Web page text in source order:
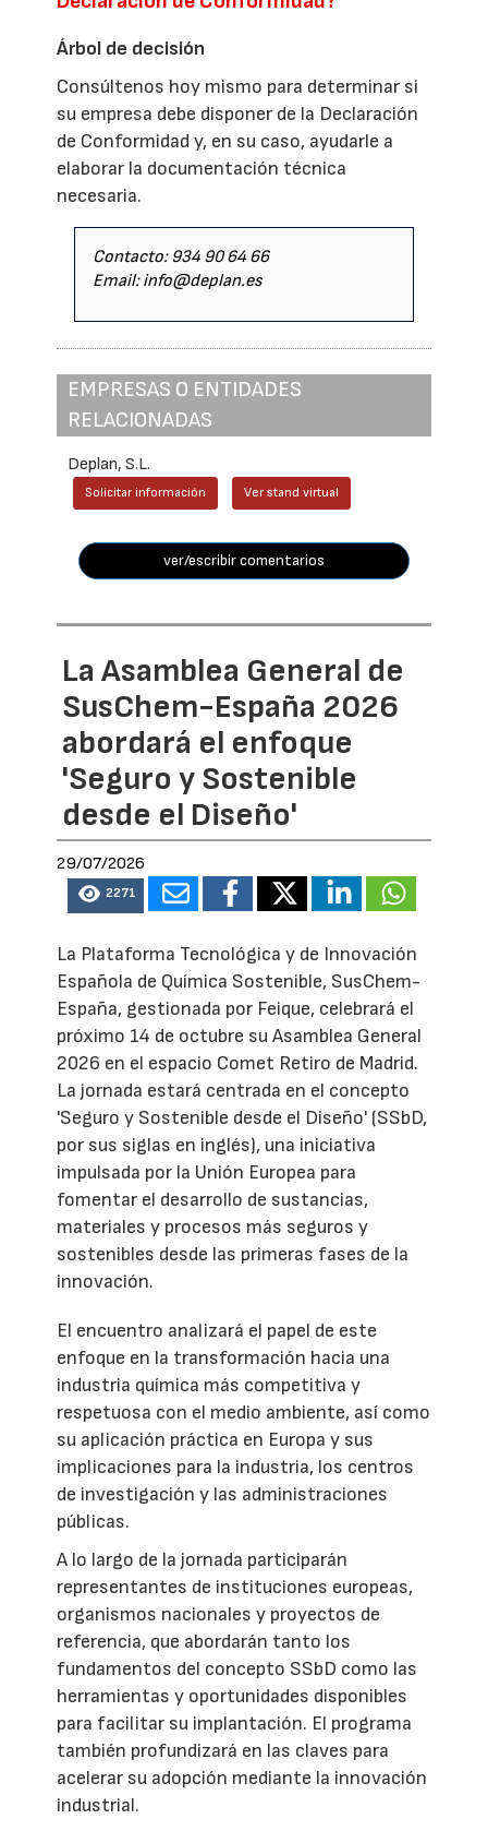
Árbol de decisión
Consúltenos hoy mismo para determinar si
su empresa debe disponer de la Declaración
de Conformidad y, en su caso, ayudarle a
elaborar la documentación técnica
necesaria.
Contacto: 934 90 64 66
Email: info@deplan.es
EMPRESAS O ENTIDADES
RELACIONADAS
Deplan, S.L.
Solicitar información Ver stand virtual
ver/escribir comentarios
La Asamblea General de
SusChem-España 2026
abordará el enfoque
'Seguro y Sostenible
desde el Diseño'
29/07/2026
2271
La Plataforma Tecnológica y de Innovación
Española de Química Sostenible, SusChem-
España, gestionada por Feique, celebrará el
próximo 14 de octubre su Asamblea General
2026 en el espacio Comet Retiro de Madrid.
La jornada estará centrada en el concepto
'Seguro y Sostenible desde el Diseño' (SSbD,
por sus siglas en inglés), una iniciativa
impulsada por la Unión Europea para
fomentar el desarrollo de sustancias,
materiales y procesos más seguros y
sostenibles desde las primeras fases de la
innovación.
El encuentro analizará el papel de este
enfoque en la transformación hacia una
industria química más competitiva y
respetuosa con el medio ambiente, así como
su aplicación práctica en Europa y sus
implicaciones para la industria, los centros
de investigación y las administraciones
públicas.
A lo largo de la jornada participarán
representantes de instituciones europeas,
organismos nacionales y proyectos de
referencia, que abordarán tanto los
fundamentos del concepto SSbD como las
herramientas y oportunidades disponibles
para facilitar su implantación. El programa
también profundizará en las claves para
acelerar su adopción mediante la innovación
industrial.